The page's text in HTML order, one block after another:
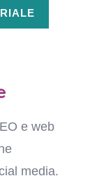
e web
media.